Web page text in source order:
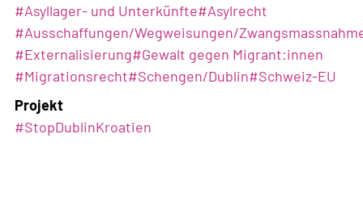
#Asyllager- und Unterkünfte#Asylrecht
#Ausschaffungen/Wegweisungen/
#Externalisierung#Gewalt gegen Migrant:innen
#Migrationsrecht#Schengen/Dublin#Schweiz-EU
Projekt
#StopDublinKroatien